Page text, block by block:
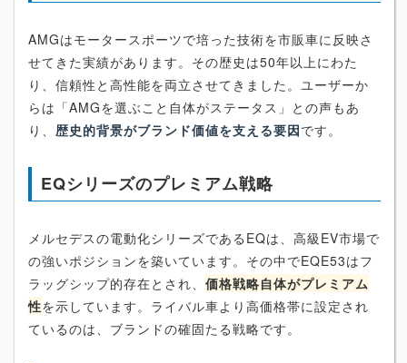
AMGはモータースポーツで培った技術を市販車に反映さ
せてきた実績があります。その歴史は50年以上にわた
り、信頼性と高性能を両立させてきました。ユーザーか
らは「AMGを選ぶこと自体がステータス」との声もあ
り、 歴史的背景がブランド価値を支える要因です。
EQシリーズのプレミアム戦略
メルセデスの電動化シリーズであるEQは、高級EV市場で
の強いポジションを築いています。その中でEQE53はフ
ラッグシップ的存在とされ、 価格戦略自体がプレミアム
性を示しています。ライバル車より高価格帯に設定され
ているのは、ブランドの確固たる戦略です。